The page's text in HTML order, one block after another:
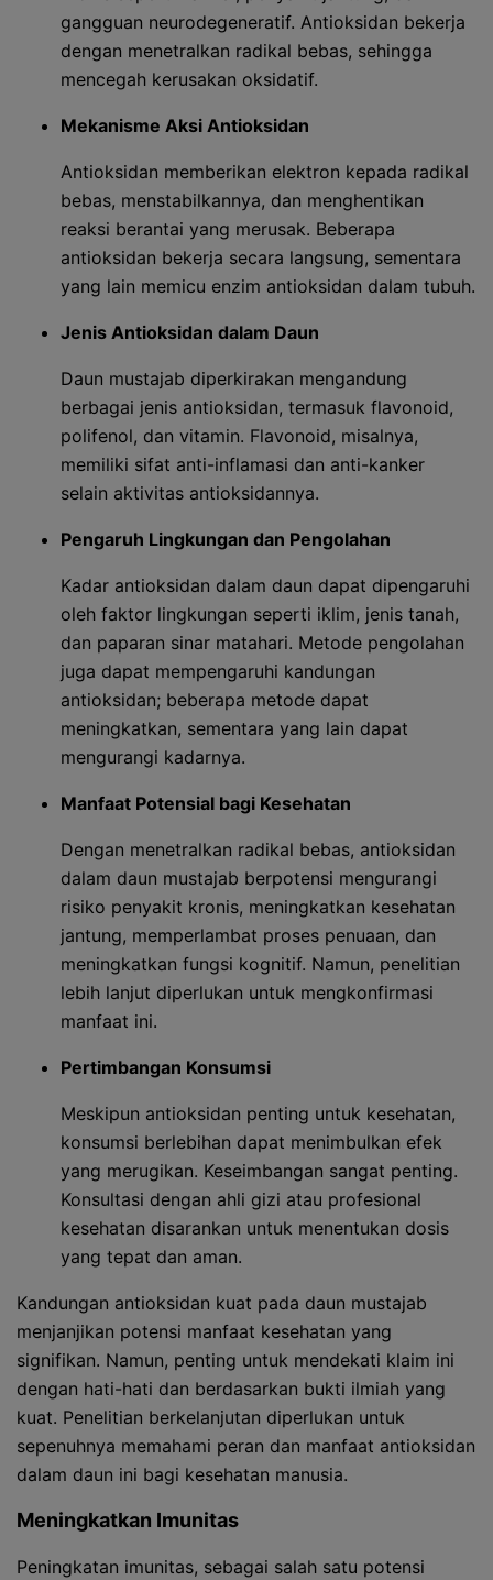
gangguan neurodegeneratif. Antioksidan bekerja
dengan menetralkan radikal bebas, sehingga
mencegah kerusakan oksidatif.
Mekanisme Aksi Antioksidan
Antioksidan memberikan elektron kepada radikal
bebas, menstabilkannya, dan menghentikan
reaksi berantai yang merusak. Beberapa
antioksidan bekerja secara langsung, sementara
yang lain memicu enzim antioksidan dalam tubuh.
Jenis Antioksidan dalam Daun
Daun mustajab diperkirakan mengandung
berbagai jenis antioksidan, termasuk flavonoid,
polifenol, dan vitamin. Flavonoid, misalnya,
memiliki sifat anti-inflamasi dan anti-kanker
selain aktivitas antioksidannya.
Pengaruh Lingkungan dan Pengolahan
Kadar antioksidan dalam daun dapat dipengaruhi
oleh faktor lingkungan seperti iklim, jenis tanah,
dan paparan sinar matahari. Metode pengolahan
juga dapat mempengaruhi kandungan
antioksidan; beberapa metode dapat
meningkatkan, sementara yang lain dapat
mengurangi kadarnya.
Manfaat Potensial bagi Kesehatan
Dengan menetralkan radikal bebas, antioksidan
dalam daun mustajab berpotensi mengurangi
risiko penyakit kronis, meningkatkan kesehatan
jantung, memperlambat proses penuaan, dan
meningkatkan fungsi kognitif. Namun, penelitian
lebih lanjut diperlukan untuk mengkonfirmasi
manfaat ini.
Pertimbangan Konsumsi
Meskipun antioksidan penting untuk kesehatan,
konsumsi berlebihan dapat menimbulkan efek
yang merugikan. Keseimbangan sangat penting.
Konsultasi dengan ahli gizi atau profesional
kesehatan disarankan untuk menentukan dosis
yang tepat dan aman.
Kandungan antioksidan kuat pada daun mustajab
menjanjikan potensi manfaat kesehatan yang
signifikan. Namun, penting untuk mendekati klaim ini
dengan hati-hati dan berdasarkan bukti ilmiah yang
kuat. Penelitian berkelanjutan diperlukan untuk
sepenuhnya memahami peran dan manfaat antioksidan
dalam daun ini bagi kesehatan manusia.
Meningkatkan Imunitas
Peningkatan imunitas, sebagai salah satu potensi